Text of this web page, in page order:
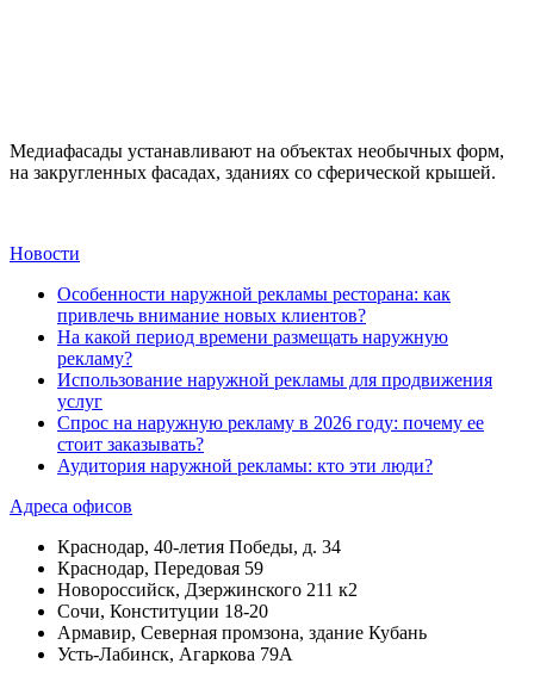
Медиафасады устанавливают на объектах необычных форм,
на закругленных фасадах, зданиях со сферической крышей.
Новости
Особенности наружной рекламы ресторана: как
привлечь внимание новых клиентов?
На какой период времени размещать наружную
рекламу?
Использование наружной рекламы для продвижения
услуг
Спрос на наружную рекламу в 2026 году: почему ее
стоит заказывать?
Аудитория наружной рекламы: кто эти люди?
Адреса офисов
Краснодар, 40-летия Победы, д. 34
Краснодар, Передовая 59
Новороссийск, Дзержинского 211 к2
Сочи, Конституции 18-20
Армавир, Северная промзона, здание Кубань
Усть-Лабинск, Агаркова 79А